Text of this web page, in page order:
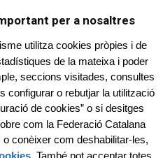
D'ATLETISME
1a. - 08940 Cornellà de
per a nosaltres
utilitza cookies pròpies i de
de la mateixa i poder
seccions visitades, consultes
configurar o rebutjar la utilització
de cookies” o si desitges
com la Federació Catalana
conèixer com deshabilitar-les,
. També pot acceptar totes